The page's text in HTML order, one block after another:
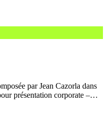
par Jean Cazorla dans
présentation corporate –…